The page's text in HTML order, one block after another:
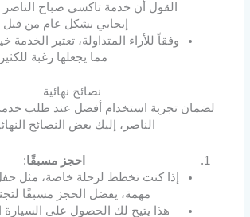
القول أن خدمة تاكسي صباح
إيجابي بشكل عام من قبل
وفقاً للأراء المتداولة، تعتبر الخدمة
مما يجعلها رغبة
نصائح نهائية
لضمان تجربة استخدام أفضل عند طلب
الناصر، إليك بعض النصائح
احجز مسبقًا:
إذا كنت تخطط لرحلة خاصة، مثل
مهمة، يفضل الحجز مسبقًا
هذا يتيح لك الحصول على السيارة